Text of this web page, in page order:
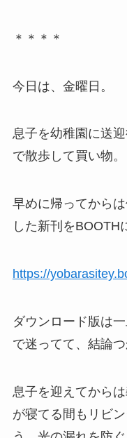
＊＊＊＊
今日は、金曜日。
息子を幼稚園に送
で散歩して買い物。
早めに帰ってから
した新刊をBOOTH
https://
ダウンロード版は
で迷ってて、結論
息子を迎えてから
が寝てる間もリビ